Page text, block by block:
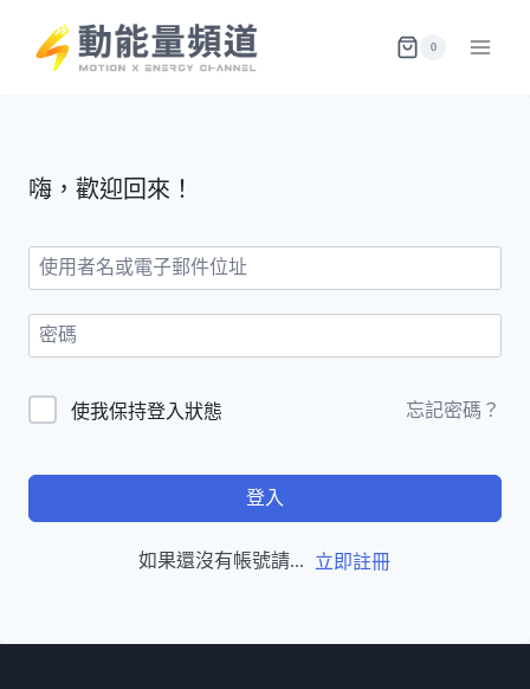
content
0
嗨，歡迎回來！
使我保持登入狀態 忘記密碼？
登入
如果還沒有帳號請... 立即註冊